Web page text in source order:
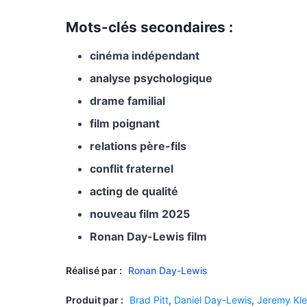
Mots-clés secondaires :
cinéma indépendant
analyse psychologique
drame familial
film poignant
relations père-fils
conflit fraternel
acting de qualité
nouveau film 2025
Ronan Day-Lewis film
Réalisé par : Ronan Day-Lewis
Produit par : Brad Pitt, Daniel Day-Lewis, Jeremy